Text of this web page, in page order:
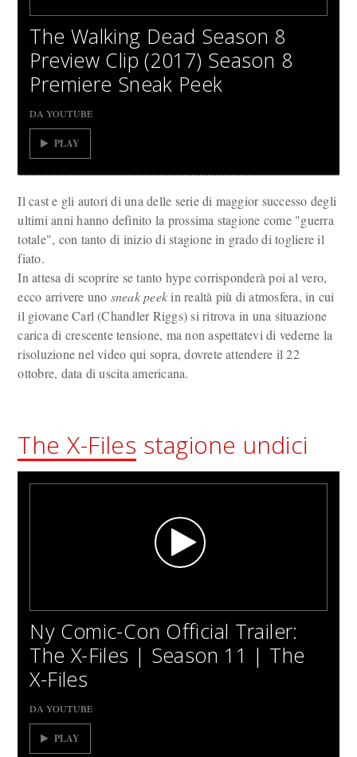
The Walking Dead Season 8
Preview Clip (2017) Season 8
Premiere Sneak Peek
DA YOUTUBE
PLAY
Il cast e gli autori di una delle serie di maggior successo degli
ultimi anni hanno definito la prossima stagione come "guerra
totale", con tanto di inizio di stagione in grado di togliere il
fiato.
In attesa di scoprire se tanto hype corrisponderà poi al vero,
ecco arrivere uno sneak peekin realtà più di atmosfera, in cui
il giovane Carl (Chandler Riggs) si ritrova in una situazione
carica di crescente tensione, ma non aspettatevi di vederne la
risoluzione nel video qui sopra, dovrete attendere il 22
ottobre, data di uscita americana.
The X-Files stagione undici
Ny Comic-Con Official Trailer:
The X-Files | Season 11 | The
X-Files
DA YOUTUBE
PLAY